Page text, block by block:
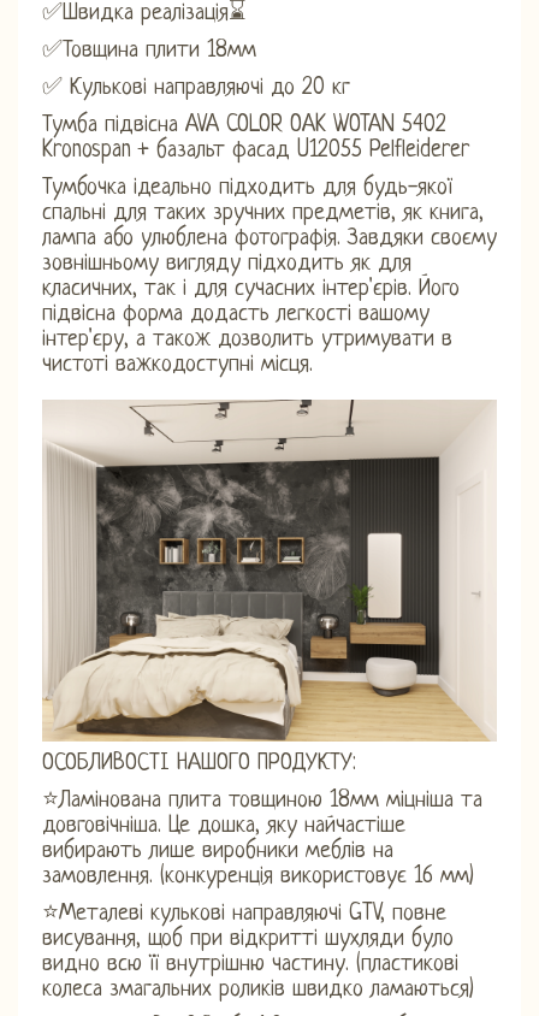
✅Швидка реалізація⌛
✅Товщина плити 18мм
✅ Кулькові направляючі до 20 кг
Тумба підвісна AVA COLOR OAK WOTAN 5402
Kronospan + базальт фасад U12055 Pelfleiderer
Тумбочка ідеально підходить для будь-якої
спальні для таких зручних предметів, як книга,
лампа або улюблена фотографія. Завдяки своєму
зовнішньому вигляду підходить як для
класичних, так і для сучасних інтер'єрів. Його
підвісна форма додасть легкості вашому
інтер'єру, а також дозволить утримувати в
чистоті важкодоступні місця.
ОСОБЛИВОСТІ НАШОГО ПРОДУКТУ:
⭐Ламінована плита товщиною 18мм міцніша та
довговічніша. Це дошка, яку найчастіше
вибирають лише виробники меблів на
замовлення. (конкуренція використовує 16 мм)
⭐Металеві кулькові направляючі GTV, повне
висування, щоб при відкритті шухляди було
видно всю її внутрішню частину. (пластикові
колеса змагальних роликів швидко ламаються)